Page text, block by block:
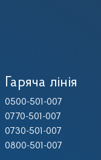
Гаряча лінія
0500-501-007
0770-501-007
0730-501-007
0800-501-007